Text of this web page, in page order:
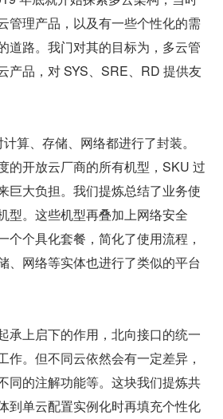
管理产品，以及有一些个性化的需
道路。我门对其的目标为，多云管
产品，对 SYS、SRE、RD 提供友
算、存储、网络都进行了封装。
的开放云厂商的所有机型，SKU 过
巨大负担。我们提炼总结了业务使
型。这些机型再叠加上网络安全
个个具化套餐，简化了使用流程，
、网络等实体也进行了类似的平台
承上启下的作用，北向接口的统一
作。但不同云依然会有一定差异，
同的注解功能等。这块我们提炼共
到单云配置实例化时再填充个性化